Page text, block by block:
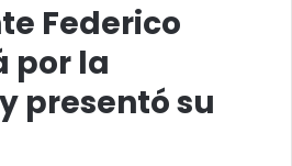
Federico
por la
presentó su